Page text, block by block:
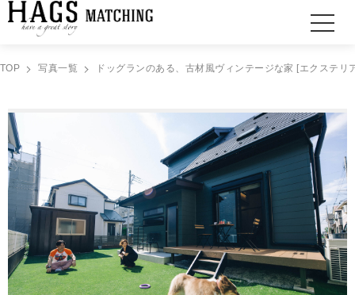
TOP 写真一覧 ドッグランのある、古材風ヴィンテージな家 [エクステリ